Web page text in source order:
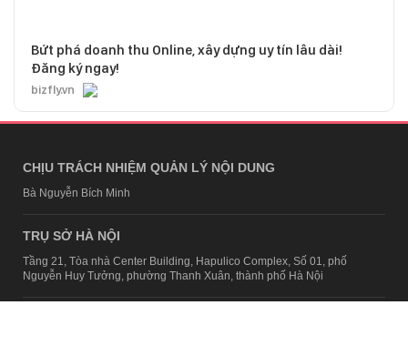
Bứt phá doanh thu Online, xây dựng uy tín lâu dài!
Đăng ký ngay!
bizfly.vn
CHỊU TRÁCH NHIỆM QUẢN LÝ NỘI DUNG
Bà Nguyễn Bích Minh
TRỤ SỞ HÀ NỘI
Tầng 21, Tòa nhà Center Building, Hapulico Complex, Số 01, phố
Nguyễn Huy Tưởng, phường Thanh Xuân, thành phố Hà Nội